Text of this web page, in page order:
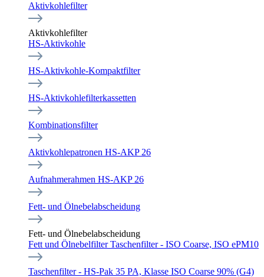
Aktivkohlefilter
Aktivkohlefilter
HS-Aktivkohle
HS-Aktivkohle-Kompaktfilter
HS-Aktivkohlefilterkassetten
Kombinationsfilter
Aktivkohlepatronen HS-AKP 26
Aufnahmerahmen HS-AKP 26
Fett- und Ölnebelabscheidung
Fett- und Ölnebelabscheidung
Fett und Ölnebelfilter Taschenfilter - ISO Coarse, ISO ePM10
Taschenfilter - HS-Pak 35 PA, Klasse ISO Coarse 90% (G4)